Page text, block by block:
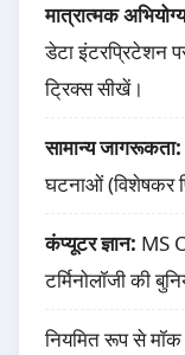
मात्रात्मक
डेटा इंटरप्रिटेशन
ट्रिक्स सीखें।
सामान्य जागरूकता:
घटनाओं (विशेषकर
कंप्यूटर ज्ञान: MS
टर्मिनोलॉजी की
नियमित रूप से